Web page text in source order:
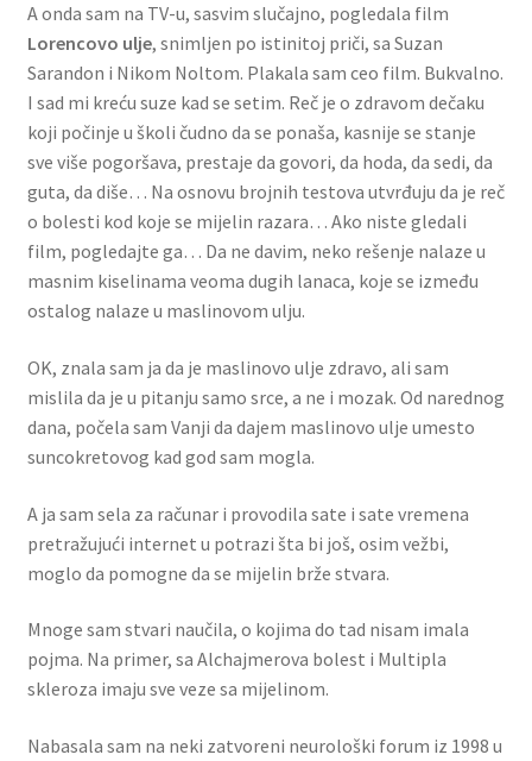
A onda sam na TV-u, sasvim slučajno, pogledala film
Lorencovo ulje, snimljen po istinitoj priči, sa Suzan
Sarandon i Nikom Noltom. Plakala sam ceo film. Bukvalno.
I sad mi kreću suze kad se setim. Reč je o zdravom dečaku
koji počinje u školi čudno da se ponaša, kasnije se stanje
sve više pogoršava, prestaje da govori, da hoda, da sedi, da
guta, da diše… Na osnovu brojnih testova utvrđuju da je reč
o bolesti kod koje se mijelin razara… Ako niste gledali
film, pogledajte ga… Da ne davim, neko rešenje nalaze u
masnim kiselinama veoma dugih lanaca, koje se između
ostalog nalaze u maslinovom ulju.
OK, znala sam ja da je maslinovo ulje zdravo, ali sam
mislila da je u pitanju samo srce, a ne i mozak. Od narednog
dana, počela sam Vanji da dajem maslinovo ulje umesto
suncokretovog kad god sam mogla.
A ja sam sela za računar i provodila sate i sate vremena
pretražujući internet u potrazi šta bi još, osim vežbi,
moglo da pomogne da se mijelin brže stvara.
Mnoge sam stvari naučila, o kojima do tad nisam imala
pojma. Na primer, sa Alchajmerova bolest i Multipla
skleroza imaju sve veze sa mijelinom.
Nabasala sam na neki zatvoreni neurološki forum iz 1998 u